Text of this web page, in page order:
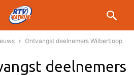
Ontvangst deelnemers Wilbertloop
deelnemers